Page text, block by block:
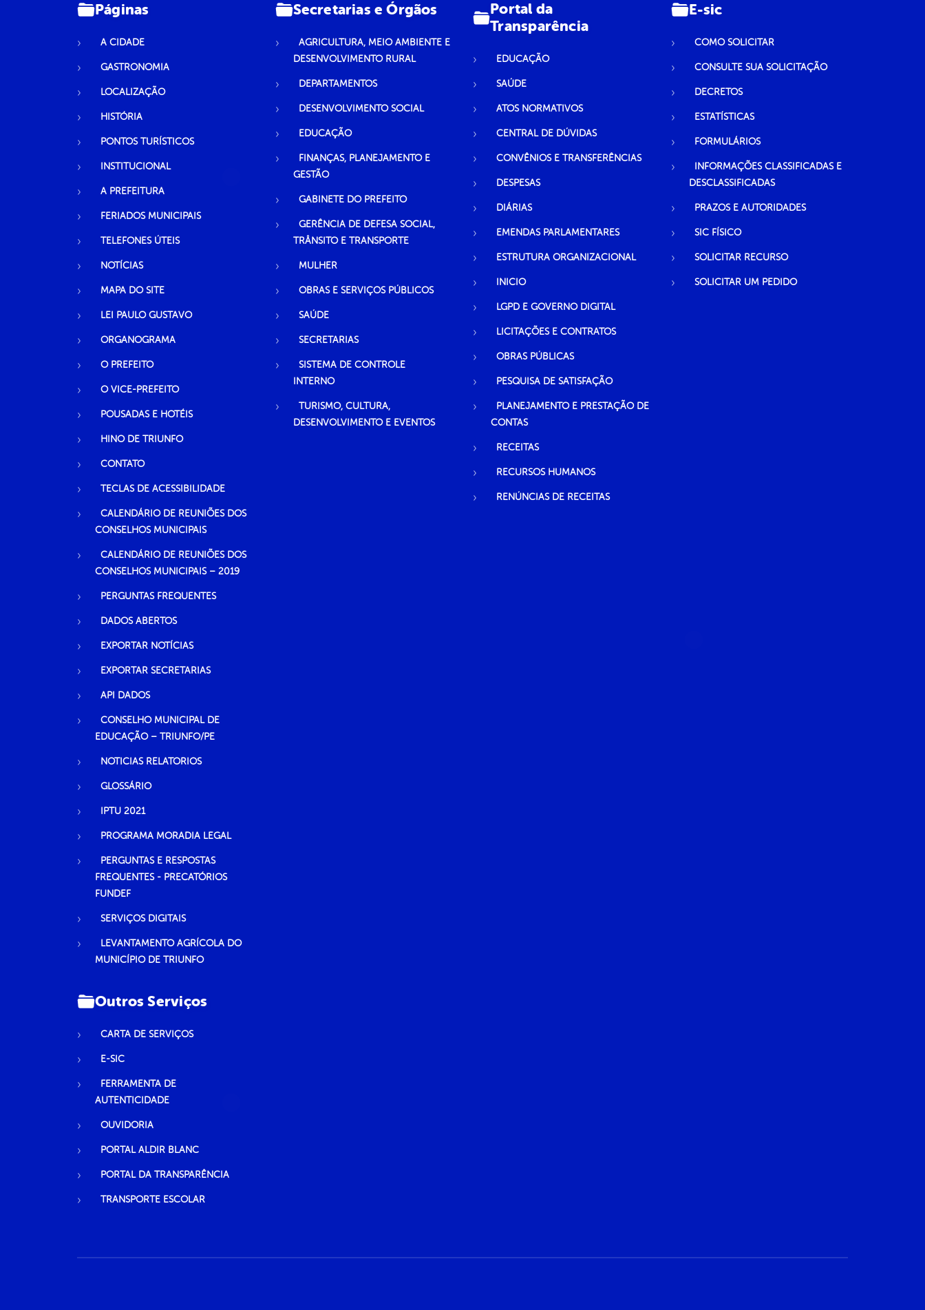
Páginas
A CIDADE
GASTRONOMIA
LOCALIZAÇÃO
HISTÓRIA
PONTOS TURÍSTICOS
INSTITUCIONAL
A PREFEITURA
FERIADOS MUNICIPAIS
TELEFONES ÚTEIS
NOTÍCIAS
MAPA DO SITE
LEI PAULO GUSTAVO
ORGANOGRAMA
O PREFEITO
O VICE-PREFEITO
POUSADAS E HOTÉIS
HINO DE TRIUNFO
CONTATO
TECLAS DE ACESSIBILIDADE
CALENDÁRIO DE REUNIÕES DOS
CONSELHOS MUNICIPAIS
CALENDÁRIO DE REUNIÕES DOS
CONSELHOS MUNICIPAIS – 2019
PERGUNTAS FREQUENTES
DADOS ABERTOS
EXPORTAR NOTÍCIAS
EXPORTAR SECRETARIAS
API DADOS
CONSELHO MUNICIPAL DE
EDUCAÇÃO – TRIUNFO/PE
NOTICIAS RELATORIOS
GLOSSÁRIO
IPTU 2021
PROGRAMA MORADIA LEGAL
PERGUNTAS E RESPOSTAS
FREQUENTES - PRECATÓRIOS
FUNDEF
SERVIÇOS DIGITAIS
LEVANTAMENTO AGRÍCOLA DO
MUNICÍPIO DE TRIUNFO
Secretarias e Órgãos
AGRICULTURA, MEIO AMBIENTE E
DESENVOLVIMENTO RURAL
DEPARTAMENTOS
DESENVOLVIMENTO SOCIAL
EDUCAÇÃO
FINANÇAS, PLANEJAMENTO E
GESTÃO
GABINETE DO PREFEITO
GERÊNCIA DE DEFESA SOCIAL,
TRÂNSITO E TRANSPORTE
MULHER
OBRAS E SERVIÇOS PÚBLICOS
SAÚDE
SECRETARIAS
SISTEMA DE CONTROLE
INTERNO
TURISMO, CULTURA,
DESENVOLVIMENTO E EVENTOS
Portal da
Transparência
EDUCAÇÃO
SAÚDE
ATOS NORMATIVOS
CENTRAL DE DÚVIDAS
CONVÊNIOS E TRANSFERÊNCIAS
DESPESAS
DIÁRIAS
EMENDAS PARLAMENTARES
ESTRUTURA ORGANIZACIONAL
INICIO
LGPD E GOVERNO DIGITAL
LICITAÇÕES E CONTRATOS
OBRAS PÚBLICAS
PESQUISA DE SATISFAÇÃO
PLANEJAMENTO E PRESTAÇÃO DE
CONTAS
RECEITAS
RECURSOS HUMANOS
RENÚNCIAS DE RECEITAS
E-sic
COMO SOLICITAR
CONSULTE SUA SOLICITAÇÃO
DECRETOS
ESTATÍSTICAS
FORMULÁRIOS
INFORMAÇÕES CLASSIFICADAS E
DESCLASSIFICADAS
PRAZOS E AUTORIDADES
SIC FÍSICO
SOLICITAR RECURSO
SOLICITAR UM PEDIDO
Outros Serviços
CARTA DE SERVIÇOS
E-SIC
FERRAMENTA DE
AUTENTICIDADE
OUVIDORIA
PORTAL ALDIR BLANC
PORTAL DA TRANSPARÊNCIA
TRANSPORTE ESCOLAR